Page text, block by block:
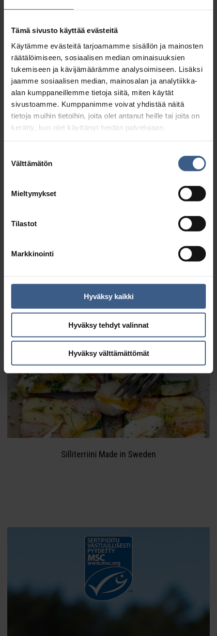
Tämä sivusto käyttää evästeitä
Käytämme evästeitä tarjoamamme sisällön ja mainosten
räätälöimiseen, sosiaalisen median ominaisuuksien
tukemiseen ja kävijämäärämme analysoimiseen. Lisäksi
jaamme sosiaalisen median, mainosalan ja analytiikka-
alan kumppaneillemme tietoja siitä, miten käytät
sivustoamme. Kumppanimme voivat yhdistää näitä
tietoja muihin tietoihin, joita olet antanut heille tai joita on
kerätty, kun olet käyttänyt heidän palvelujaan.
valinta
Välttämätön
Mieltymykset
Tilastot
Markkinointi
Hyväksy kaikki
Hyväksy tehdyt valinnat
Hyväksy välttämättömät
Suvisilli
Silliterriini Made in Sweden